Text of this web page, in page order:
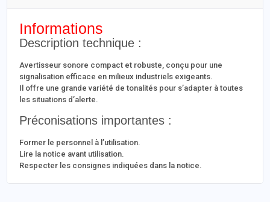
Informations
Description technique :
Avertisseur sonore compact et robuste, conçu pour une
signalisation efficace en milieux industriels exigeants.
Il offre une grande variété de tonalités pour s’adapter à toutes
les situations d’alerte.
Préconisations importantes :
Former le personnel à l’utilisation.
Lire la notice avant utilisation.
Respecter les consignes indiquées dans la notice.